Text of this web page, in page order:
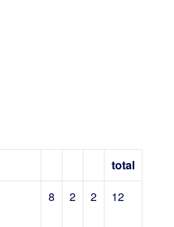
total
8 2 2 12